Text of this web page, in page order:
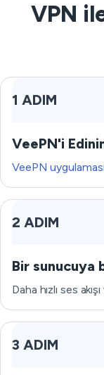
VPN
1 ADIM
VeePN'i
VeePN
2 ADIM
Bir sunucuya
Daha hızlı ses
3 ADIM